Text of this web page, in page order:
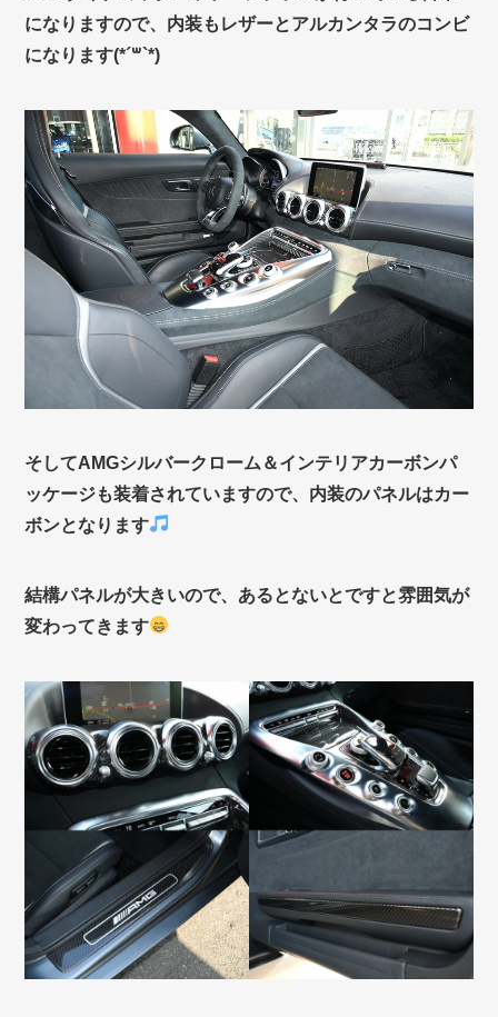
になりますので、内装もレザーとアルカンタラのコンビ
になります(*´꒳`*)
そしてAMGシルバークローム＆インテリアカーボンパ
ッケージも装着されていますので、内装のパネルはカー
ボンとなります
結構パネルが大きいので、あるとないとですと雰囲気が
変わってきます